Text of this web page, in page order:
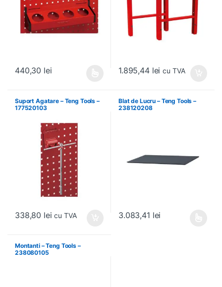
440,30 lei 1.895,44 lei cu TVA
Suport Agatare – Teng Tools –
177520103
338,80 lei cu TVA
Blat de Lucru – Teng Tools –
238120208
3.083,41 lei
Montanti – Teng Tools –
238080105